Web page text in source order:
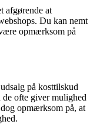
afgørende at
Du kan nemt
opmærksom på
på kosttilskud
de ofte giver mulighed
opmærksom på, at